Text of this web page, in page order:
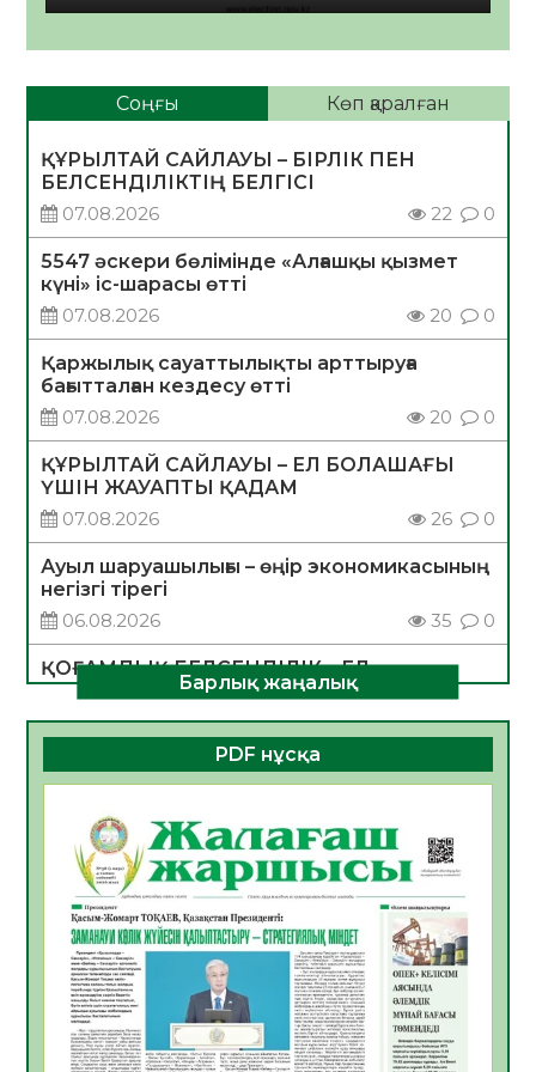
Соңғы Көп қаралған
ҚҰРЫЛТАЙ САЙЛАУЫ – БІРЛІК ПЕН
БЕЛСЕНДІЛІКТІҢ БЕЛГІСІ
07.08.2026
22 0
5547 әскери бөлімінде «Алғашқы қызмет
күні» іс-шарасы өтті
07.08.2026
20 0
Қаржылық сауаттылықты арттыруға
бағытталған кездесу өтті
07.08.2026
20 0
ҚҰРЫЛТАЙ САЙЛАУЫ – ЕЛ БОЛАШАҒЫ
ҮШІН ЖАУАПТЫ ҚАДАМ
07.08.2026
26 0
Ауыл шаруашылығы – өңір экономикасының
негізгі тірегі
06.08.2026
35 0
ҚОҒАМДЫҚ БЕЛСЕНДІЛІК – ЕЛ
ДАМУЫНЫҢ НЕГІЗІ
06.08.2026
32 0
ҚҰРЫЛТАЙ САЙЛАУЫ – БОЛАШАҚҚА
06.08.2026
Инфекциялық ауруларға қарсы иммундау
жұмыстарының тиімділігі
06.08.2026
36
Көкжөтел ауруы туралы
06.08.2026
33
АПВ вакцинасы туралы мәлімет
Барлық жаңалық
PDF нұсқа